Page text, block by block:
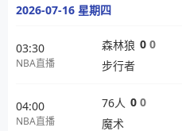
2026-07-16 星期四
03:30
NBA直播
森林狼
步行者
0 0
04:00
NBA直播
76人
魔术
0 0